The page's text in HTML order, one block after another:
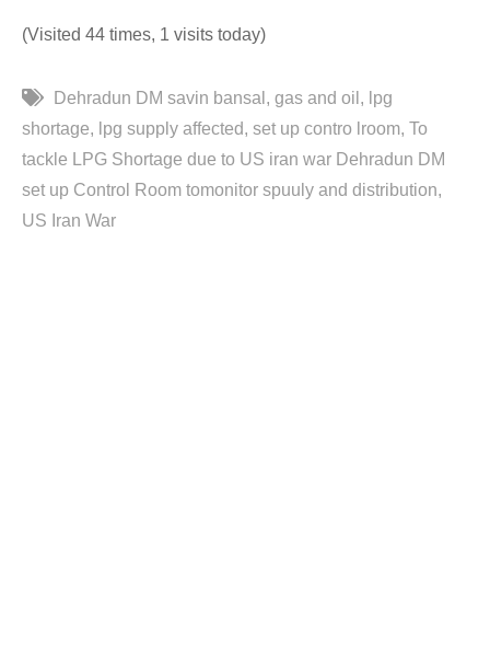
(Visited 44 times, 1 visits today)
Dehradun DM savin bansal gas and oil
lpg
shortage
lpg supply affected set up contro lroom To
tackle LPG Shortage due to US iran war Dehradun DM
set up Control Room tomonitor spuuly and distribution
US Iran War